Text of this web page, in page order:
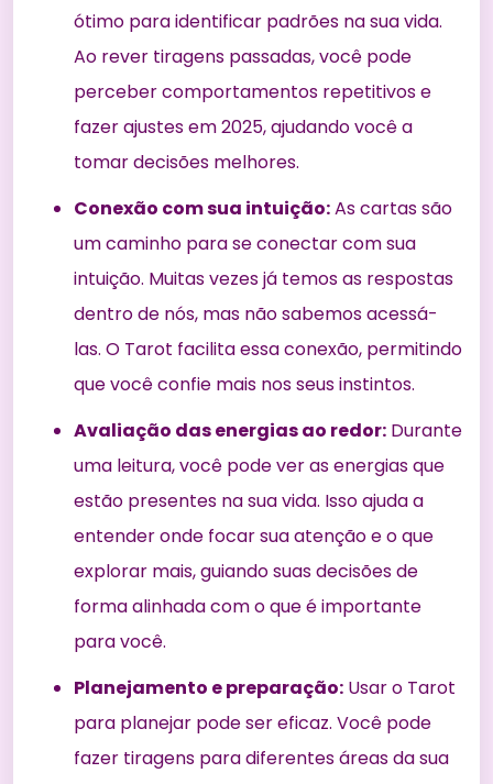
ótimo para identificar padrões na sua vida.
Ao rever tiragens passadas, você pode
perceber comportamentos repetitivos e
fazer ajustes em 2025, ajudando você a
tomar decisões melhores.
Conexão com sua intuição:As cartas são
um caminho para se conectar com sua
intuição. Muitas vezes já temos as respostas
dentro de nós, mas não sabemos acessá-
las. O Tarot facilita essa conexão, permitindo
que você confie mais nos seus instintos.
Avaliação das energias ao redor: Durante
uma leitura, você pode ver as energias que
estão presentes na sua vida. Isso ajuda a
entender onde focar sua atenção e o que
explorar mais, guiando suas decisões de
forma alinhada com o que é importante
para você.
Planejamento e preparação: Usar o Tarot
para planejar pode ser eficaz. Você pode
fazer tiragens para diferentes áreas da sua